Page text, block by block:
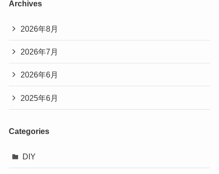
Archives
2026年8月
2026年7月
2026年6月
2025年6月
Categories
DIY